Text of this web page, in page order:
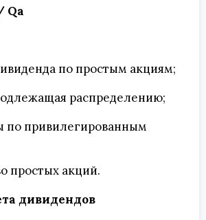
Qa
по простым акциям;
распределению;
по привилегированным
простых акций.
дивидендов